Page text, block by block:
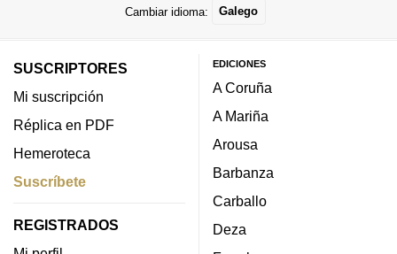
Cambiar idioma: Galego
SUSCRIPTORES
Mi suscripción
Réplica en PDF
Hemeroteca
Suscríbete
REGISTRADOS
EDICIONES
A Coruña
A Mariña
Arousa
Barbanza
Carballo
Deza